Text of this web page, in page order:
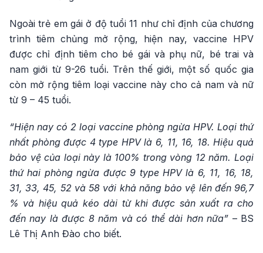
Ngoài trẻ em gái ở độ tuổi 11 như chỉ định của chương
trình tiêm chủng mở rộng, hiện nay, vaccine HPV
được chỉ định tiêm cho bé gái và phụ nữ, bé trai và
nam giới từ 9-26 tuổi. Trên thế giới, một số quốc gia
còn mở rộng tiêm loại vaccine này cho cả nam và nữ
từ 9 – 45 tuổi.
“Hiện nay có 2 loại vaccine phòng ngừa HPV. Loại thứ
nhất phòng được 4 type HPV là 6, 11, 16, 18. Hiệu quả
bảo vệ của loại này là 100% trong vòng 12 năm. Loại
thứ hai phòng ngừa được 9 type HPV là 6, 11, 16, 18,
31, 33, 45, 52 và 58 với khả năng bảo vệ lên đến 96,7
% và hiệu quả kéo dài từ khi được sản xuất ra cho
đến nay là được 8 năm và có thể dài hơn nữa” – BS
Lê Thị Anh Đào cho biết.